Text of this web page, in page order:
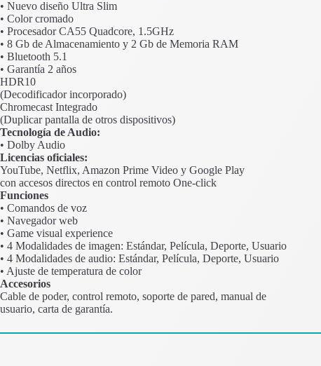
• Nuevo diseño Ultra Slim
• Color cromado
• Procesador CA55 Quadcore, 1.5GHz
• 8 Gb de Almacenamiento y 2 Gb de Memoria RAM
• Bluetooth 5.1
• Garantía 2 años
HDR10
(Decodificador incorporado)
Chromecast Integrado
(Duplicar pantalla de otros dispositivos)
Tecnología de Audio:
• Dolby Audio
Licencias oficiales:
YouTube, Netflix, Amazon Prime Video y Google Play
con accesos directos en control remoto One-click
Funciones
• Comandos de voz
• Navegador web
• Game visual experience
• 4 Modalidades de imagen: Estándar, Película, Deporte, Usuario
• 4 Modalidades de audio: Estándar, Película, Deporte, Usuario
• Ajuste de temperatura de color
Accesorios
Cable de poder, control remoto, soporte de pared, manual de
usuario, carta de garantía.